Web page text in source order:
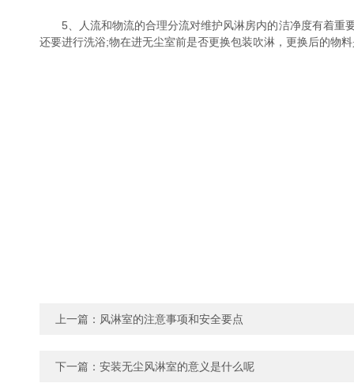
5、人流和物流的合理分流对维护风淋房内的洁净度有着重
还要进行洗浴;物在进无尘室前是否更换包装吹淋，更换后的物
上一篇： 风淋室的注意事项和安全要点
下一篇： 安装无尘风淋室的意义是什么呢